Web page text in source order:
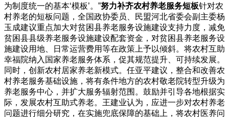
为制度统一的基本‘模板’。”努力补齐农村养老服务短板针对农
村养老的短板问题，全国政协委员、民盟河北省委会副主委杨
玉成建议重点加大对贫困县养老服务设施建设支持力度，减免
贫困县县级养老服务设施建设配套资金，对贫困县养老服务设
施建设用地、日常运营费用等在政策上予以倾斜。将农村互助
幸福院纳入国家养老服务体系，促其规范提升、可持续发展。
同时，创新农村居家养老新模式。任亚平建议，整合和改善农
村养老服务基础设施，将有条件地方的农村敬老院转型升级为
养老服务中心，并扩大服务辐射范围。鼓励并引导各地根据实
际，发展农村互助式养老。王建业认为，应进一步对农村养老
问题进行细分研究，在实施兜底保障的基础上，将农村医养问